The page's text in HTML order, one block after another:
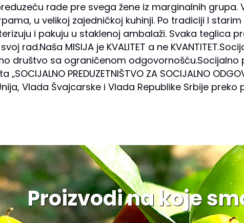
rade pre svega žene iz marginalnih
u velikoj zajedničkoj kuhinji. Po tradiciji I
i pakuju u staklenoj ambalaži. Svaka teglica
rad.Naša MISIJA je KVALITET a ne
društvo sa ograničenom odgovornošću.Socijalno
PREDUZETNIŠTVO ZA SOCIJALNO
Vlada Švajcarske i Vlada Republike Srbije preko
Proizvodi na koje